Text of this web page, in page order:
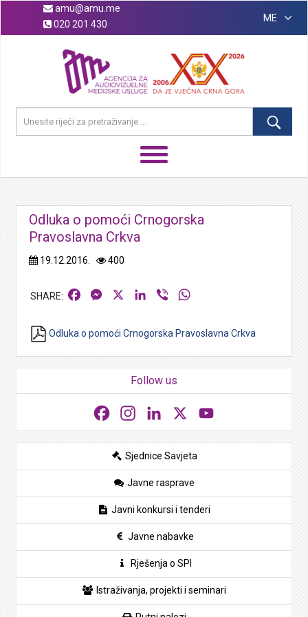
amu@amu.me
020 201 430
ME
Odluka o pomoći Crnogorska
Pravoslavna Crkva
19.12.2016. 400
FacebookMessengerLinkedIn
Viber
Odluka o pomoći Crnogorska Pravoslavna Crkva
Follow us
FacebookInstagramLinkedIn
Sjednice Savjeta
Javne rasprave
Javni konkursi i tenderi
Javne nabavke
Rješenja o SPI
Istraživanja, projekti i seminari